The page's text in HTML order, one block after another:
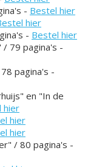
- Bestel hier
hier
- Bestel hier
79 pagina's -
pagina's -
en "In de
hier
hier
hier
/ 80 pagina's -